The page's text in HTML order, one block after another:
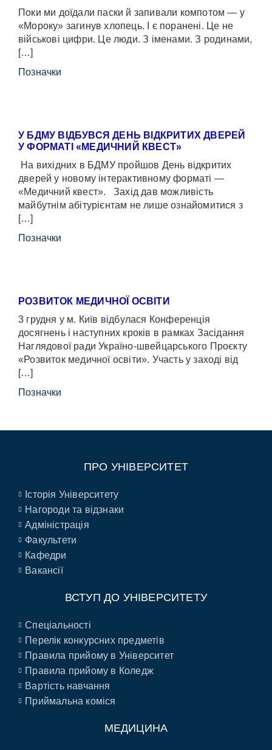
Поки ми доїдали паски й запивали компотом — у
«Мороку» загинув хлопець. І є поранені. Це не
військові цифри. Це люди. З іменами. З родинами,
[…]
Позначки
У БДМУ ВІДБУВСЯ ДЕНЬ ВІДКРИТИХ ДВЕРЕЙ
У ФОРМАТІ «МЕДИЧНИЙ КВЕСТ»
На вихідних в БДМУ пройшов День відкритих
дверей у новому інтерактивному форматі —
«Медичний квест». Захід дав можливість
майбутнім абітурієнтам не лише ознайомитися з
[…]
Позначки
РОЗВИТОК МЕДИЧНОЇ ОСВІТИ
3 грудня у м. Київ відбулася Конференція
досягнень і наступних кроків в рамках Засідання
Наглядової ради Україно-швейцарського Проєкту
«Розвиток медичної освіти». Участь у заході від
[…]
Позначки
ПРО УНІВЕРСИТЕТ
Історія Університету
Нагороди та відзнаки
Адміністрація
Факультети
Кафедри
Вакансії
ВСТУП ДО УНІВЕРСИТЕТУ
Спеціальності
Перелік конкурсних предметів
Правила прийому в Університет
Правила прийому в Коледж
Вартість навчання
Приймальна коміся
МЕДИЦИНА